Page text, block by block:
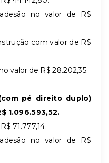
no valor de R$
com valor de R$
valor de R$28.202,35.
pé direito duplo)
1.096.593,52.
71.777,14.
no valor de R$